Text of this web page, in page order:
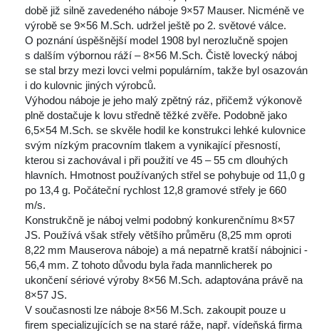
době již silně zavedeného náboje 9×57 Mauser. Nicméně ve
výrobě se 9×56 M.Sch. udržel ještě po 2. světové válce.
O poznání úspěšnější model 1908 byl nerozlučně spojen
dalším výbornou ráží – 8×56 M.Sch. Čistě lovecký náboj
e stal brzy mezi lovci velmi populárním, takže byl osazován
i do kulovnic jiných výrobců.
Výhodou náboje je jeho malý zpětný ráz, přičemž výkonově
plně dostačuje k lovu středně těžké zvěře. Podobně jako
6,5×54 M.Sch. se skvěle hodil ke konstrukci lehké kulovnice
vým nízkým pracovním tlakem a vynikající přesností,
kterou si zachovával i při použití ve 45 – 55 cm dlouhých
hlavních. Hmotnost používaných střel se pohybuje od 11,0 g
po 13,4 g. Počáteční rychlost 12,8 gramové střely je 660
m/s.
Konstrukčně je náboj velmi podobný konkurenčnímu 8×57
JS. Používá však střely většího průměru (8,25 mm oproti
8,22 mm Mauserova náboje) a má nepatrně kratší nábojnici -
56,4 mm. Z tohoto důvodu byla řada mannlicherek po
ukončení sériové výroby 8×56 M.Sch. adaptována právě na
8×57 JS.
V současnosti lze náboje 8×56 M.Sch. zakoupit pouze u
firem specializujících se na staré ráže, např. vídeňská firma